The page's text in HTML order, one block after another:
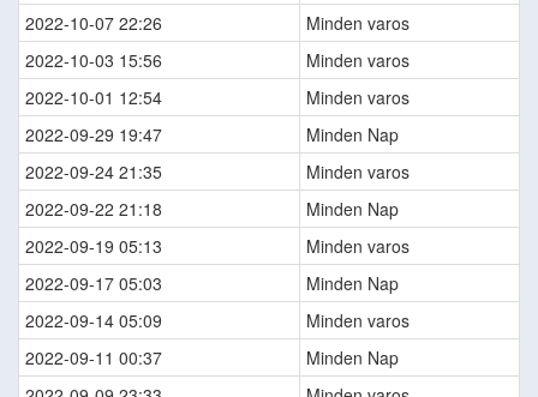
2022-10-07 22:26
Minden varos
2022-10-03 15:56
Minden varos
2022-10-01 12:54
Minden varos
2022-09-29 19:47
Minden Nap
2022-09-24 21:35
Minden varos
2022-09-22 21:18
Minden Nap
2022-09-19 05:13
Minden varos
2022-09-17 05:03
Minden Nap
2022-09-14 05:09
Minden varos
2022-09-11 00:37
Minden Nap